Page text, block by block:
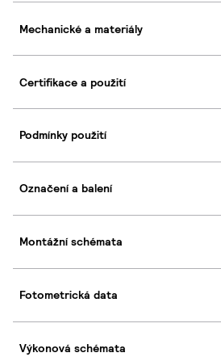
Mechanické a materiály
Certifikace a použití
Podmínky použití
Označení a balení
Montážní schémata
Fotometrická data
Výkonová schémata